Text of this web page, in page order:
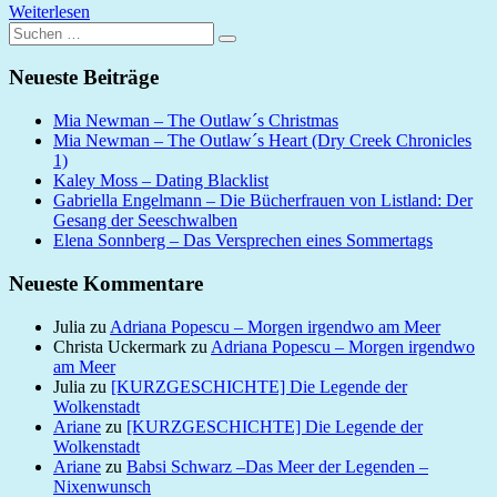
Weiterlesen
Suchen
nach:
Suchen
Neueste Beiträge
Mia Newman – The Outlaw´s Christmas
Mia Newman – The Outlaw´s Heart (Dry Creek Chronicles
1)
Kaley Moss – Dating Blacklist
Gabriella Engelmann – Die Bücherfrauen von Listland: Der
Gesang der Seeschwalben
Elena Sonnberg – Das Versprechen eines Sommertags
Neueste Kommentare
Julia zu Adriana Popescu – Morgen irgendwo am Meer
Christa Uckermark zu Adriana Popescu – Morgen irgendwo
am Meer
Julia zu [KURZGESCHICHTE] Die Legende der
Wolkenstadt
Ariane zu [KURZGESCHICHTE] Die Legende der
Wolkenstadt
Ariane zu Babsi Schwarz –Das Meer der Legenden –
Nixenwunsch